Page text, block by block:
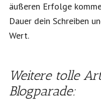
äußeren Erfolge
Dauer dein Schreiben
Wert.
Weitere tolle
Blogparade: